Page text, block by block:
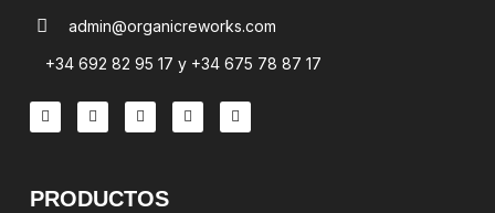
admin@organicreworks.com
+34 692 82 95 17 y +34 675 78 87 17
PRODUCTOS